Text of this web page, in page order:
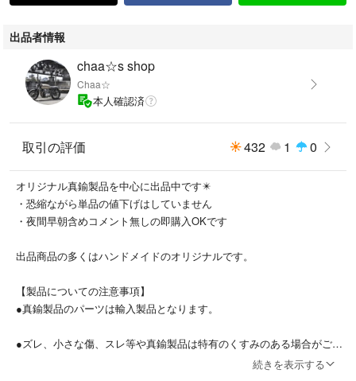
チェーン:35cm
フック:6cm
リング:3cm
フック側ナスカン(小):3cm 3個
ウォレット側レバーナスカン:6cm
※個人での計測のため、サイズ・重さの差異がある場合がございます。
現物を撮影していますが、色味は写真と差異がある場合がございます。ご
#アメカジ
#クロムハーツ
出品者情報
chaa☆s shop
Chaa☆
本人確認済
取引の評価 432 1 0
オリジナル真鍮製品を中心に出品中です✴️
・恐縮ながら単品の値下げはしていません
・夜間早朝含めコメント無しの即購入OKです
出品商品の多くはハンドメイドのオリジナルです。
【製品についての注意事項】
●真鍮製品のパーツは輸入製品となります。
●ズレ、小さな傷、スレ等や真鍮製品は特有のくすみのある場合がござ
続きを表示する